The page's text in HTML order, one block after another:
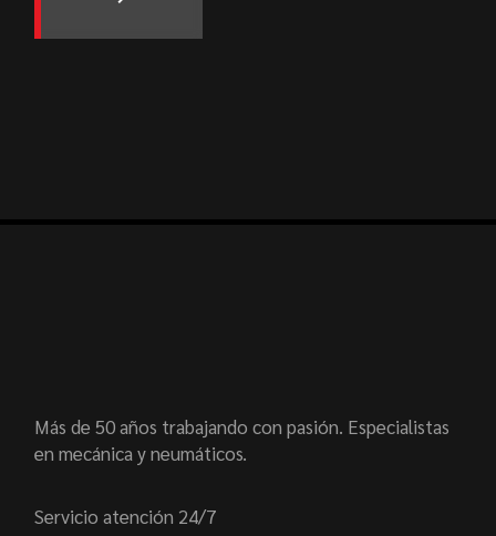
Más de 50 años trabajando con pasión. Especialistas
en mecánica y neumáticos.
Servicio atención 24/7